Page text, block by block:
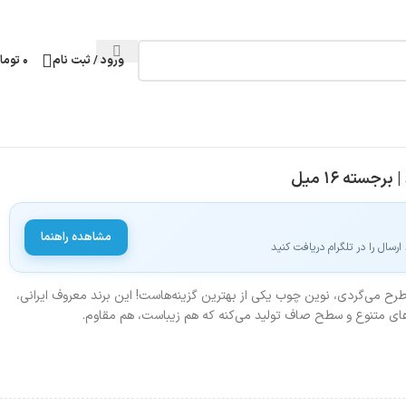
ورود / ثبت نام ۰
را در تلگرام دریافت کنید
مشاهده راهنما
می‌گردی، نوین چوب یکی از بهترین گزینه‌هاست! این برند معروف ایرانی،
متنوع و سطح صاف تولید می‌کنه که هم زیباست، هم مقاوم.